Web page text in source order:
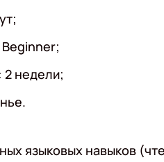
недели;
языковых навыков